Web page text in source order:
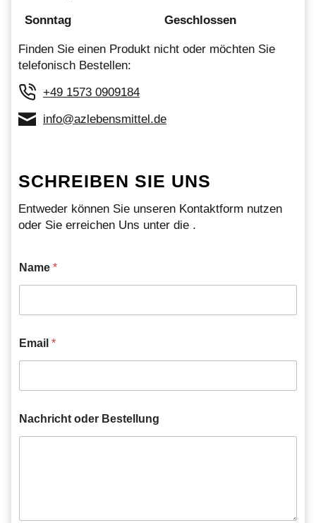
Sonntag Geschlossen
Finden Sie einen Produkt nicht oder möchten Sie
telefonisch Bestellen:
+49 1573 0909184
info@azlebensmittel.de
SCHREIBEN SIE UNS
Entweder können Sie unseren Kontaktform nutzen
oder Sie erreichen Uns unter die .
Name *
Email *
Nachricht oder Bestellung